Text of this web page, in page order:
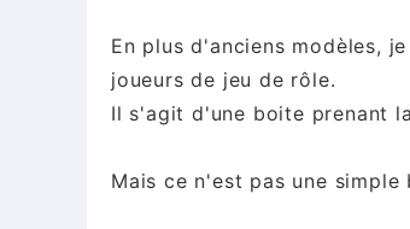
En plus d'anciens modèles,
joueurs de jeu de rôle.
Il s'agit d'une boite prenant
Mais ce n'est pas une